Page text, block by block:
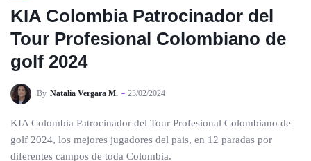
KIA Colombia Patrocinador del
Tour Profesional Colombiano de
golf 2024
By Natalia Vergara M. 23/02/2024
KIA Colombia Patrocinador del Tour Profesional Colombiano de
golf 2024, los mejores jugadores del pais, en 12 paradas por
diferentes campos de toda Colombia.